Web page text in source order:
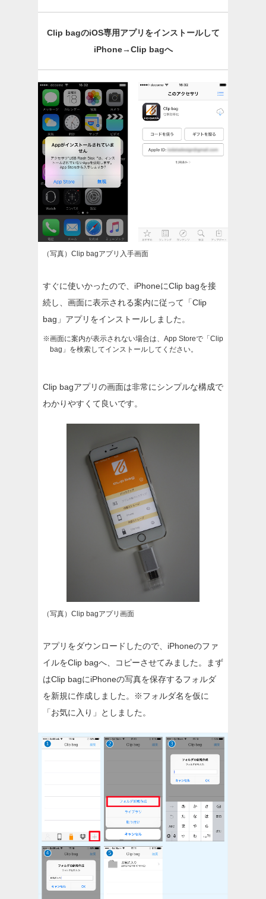
Clip bagのiOS専用アプリをインストールして
iPhone→Clip bagへ
（写真）Clip bagアプリ入手画面
すぐに使いかったので、iPhoneにClip bagを接
続し、画面に表示される案内に従って「Clip
bag」アプリをインストールしました。
※画面に案内が表示されない場合は、App Storeで「Clip
bag」を検索してインストールしてください。
Clip bagアプリの画面は非常にシンプルな構成で
わかりやすくて良いです。
（写真）Clip bagアプリ画面
アプリをダウンロードしたので、iPhoneのファ
イルをClip bagへ、コピーさせてみました。まず
はClip bagにiPhoneの写真を保存するフォルダ
を新規に作成しました。
※フォルダ名を仮に
「お気に入り」としました。